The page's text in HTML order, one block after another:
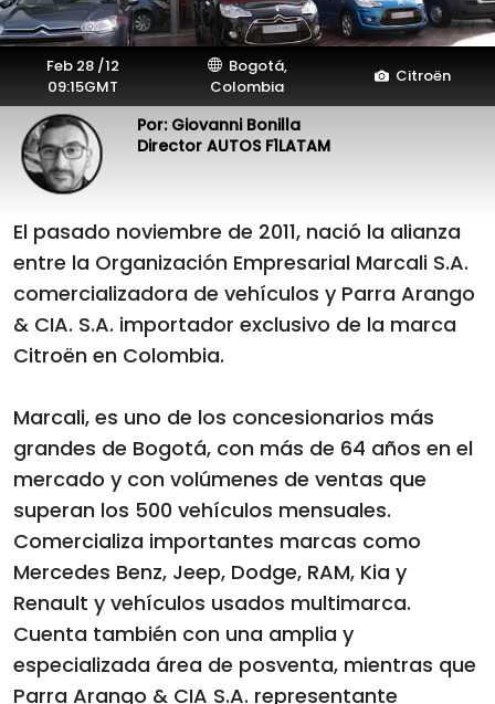
Feb 28 /12
09:15GMT
Bogotá,
Colombia
Citroën
Por: Giovanni Bonilla
Director AUTOS F1LATAM
El pasado noviembre de 2011, nació la alianza
entre la Organización Empresarial Marcali S.A.
comercializadora de vehículos y Parra Arango
& CIA. S.A. importador exclusivo de la marca
Citroën en Colombia.
Marcali, es uno de los concesionarios más
grandes de Bogotá, con más de 64 años en el
mercado y con volúmenes de ventas que
superan los 500 vehículos mensuales.
Comercializa importantes marcas como
Mercedes Benz, Jeep, Dodge, RAM, Kia y
Renault y vehículos usados multimarca.
Cuenta también con una amplia y
especializada área de posventa, mientras que
Parra Arango & CIA S.A. representante